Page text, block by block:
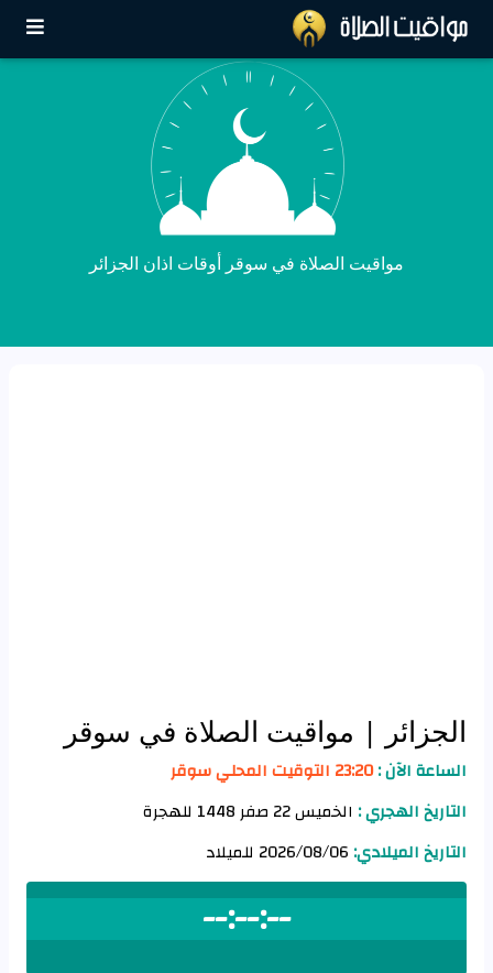
مواقيت الصلاة في سوقر أوقات اذان الجزائر
الجزائر | مواقيت الصلاة في سوقر
الساعة الآن :23:20 التوقيت المحلي سوقر
التاريخ الهجري : الخميس 22 صفر 1448 للهجرة
التاريخ الميلادي:
--:--:--